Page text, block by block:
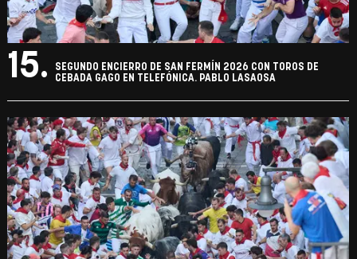
15.
SEGUNDO ENCIERRO DE SAN FERMÍN 2026 CON TOROS DE
CEBADA GAGO EN TELEFÓNICA. PABLO LASAOSA